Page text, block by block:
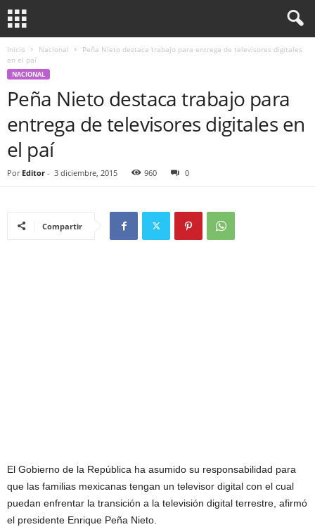
Inicio Nacional
Peña Nieto destaca trabajo para entrega de televisores digitales
en el paí
NACIONAL
Peña Nieto destaca trabajo para
entrega de televisores digitales en
el paí
Por Editor - 3 diciembre, 2015 960 0
Compartir
El Gobierno de la República ha asumido su responsabilidad para
que las familias mexicanas tengan un televisor digital con el cual
puedan enfrentar la transición a la televisión digital terrestre, afirmó
el presidente Enrique Peña Nieto.